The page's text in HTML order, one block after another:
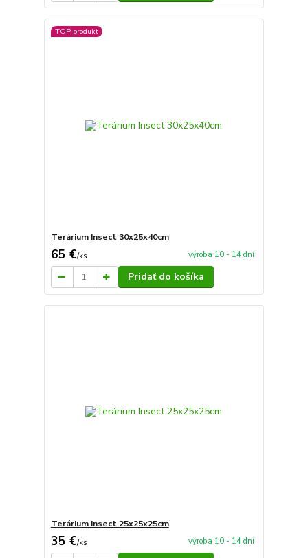
TOP produkt
Terárium Insect 30x25x40cm
65 €/ks výroba 10 - 14 dní
Pridať do košíka
Terárium Insect 25x25x25cm
35 €/ks výroba 10 - 14 dní